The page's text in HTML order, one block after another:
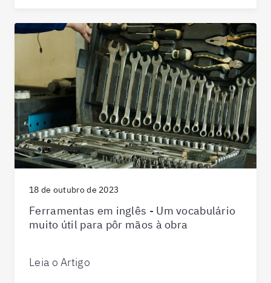
18 de outubro de 2023
Ferramentas em inglês - Um vocabulário
muito útil para pôr mãos à obra
Leia o Artigo